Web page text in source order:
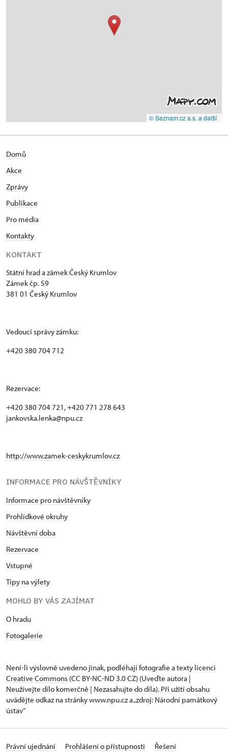
© Seznam.cz a.s. a další
Domů
Akce
Zprávy
Publikace
Pro média
Kontakty
KONTAKT
Státní hrad a zámek Český Krumlov
Zámek čp. 59
381 01 Český Krumlov
Vedoucí správy zámku:
+420 380 704 712
Rezervace:
+420 380 704 721, +420 771 278 643
jankovska.lenka@npu.cz
http://www.zamek-ceskykrumlov.cz
INFORMACE PRO NÁVŠTĚVNÍKY
Informace pro návštěvníky
Prohlídkové okruhy
Návštěvní doba
Rezervace
Vstupné
Tipy na výlety
MOHLO BY VÁS ZAJÍMAT
O hradu
Fotogalerie
Není-li výslovně uvedeno jinak, podléhají fotografie a texty licenci
Creative Commons (CC BY-NC-ND 3.0 CZ) (Uveďte autora |
Neužívejte dílo komerčně | Nezasahujte do díla). Při užití obsahu
uvádějte odkaz na stránky www.npu.cz a „zdroj: Národní památkový
ústav“
Právní ujednání Prohlášení o přístupnosti
Řešení